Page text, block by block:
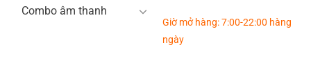
Combo âm thanh
Giờ mở hàng: 7:00-22:00 hàng
ngày